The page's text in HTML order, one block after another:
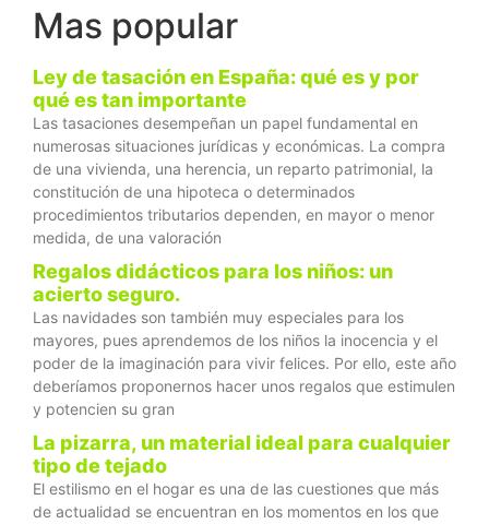
Mas popular
Ley de tasación en España: qué es y por
qué es tan importante
Las tasaciones desempeñan un papel fundamental en
numerosas situaciones jurídicas y económicas. La compra
de una vivienda, una herencia, un reparto patrimonial, la
constitución de una hipoteca o determinados
procedimientos tributarios dependen, en mayor o menor
medida, de una valoración
Regalos didácticos para los niños: un
acierto seguro.
Las navidades son también muy especiales para los
mayores, pues aprendemos de los niños la inocencia y el
poder de la imaginación para vivir felices. Por ello, este año
deberíamos proponernos hacer unos regalos que estimulen
y potencien su gran
La pizarra, un material ideal para cualquier
tipo de tejado
El estilismo en el hogar es una de las cuestiones que más
de actualidad se encuentran en los momentos en los que